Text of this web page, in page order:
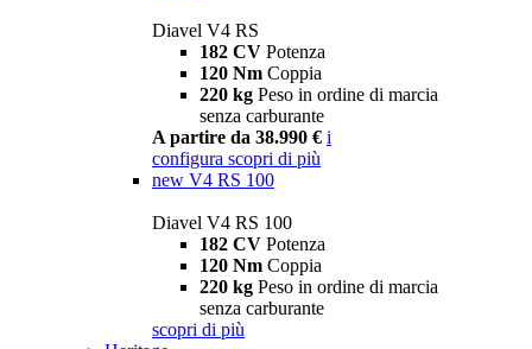
Diavel V4 RS
182 CV Potenza
120 Nm Coppia
220 kg Peso in ordine di marcia
senza carburante
A partire da 38.990 € i
configura scopri di più
new V4 RS 100
Diavel V4 RS 100
182 CV Potenza
120 Nm Coppia
220 kg Peso in ordine di marcia
senza carburante
scopri di più